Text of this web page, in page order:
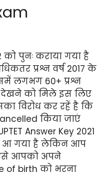
पुनः कराया गया है
प्रश्न वर्ष 2017 के
लगभग 60+ प्रश्न
देखने को मिले इस लिए
विरोध कर रहें है कि
किया जाएं
Answer Key 2021
आ गया है लेकिन आप
आपको अपने
of birth को भरना